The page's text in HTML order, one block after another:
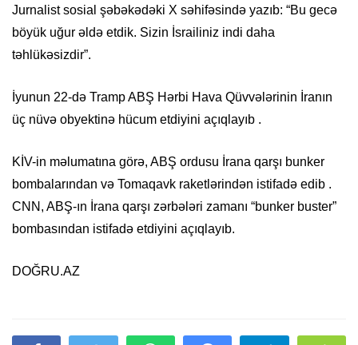
Jurnalist sosial şəbəkədəki X səhifəsində yazıb: “Bu gecə
böyük uğur əldə etdik. Sizin İsrailiniz indi daha
təhlükəsizdir”.
İyunun 22-də Tramp ABŞ Hərbi Hava Qüvvələrinin İranın
üç nüvə obyektinə hücum etdiyini açıqlayıb .
KİV-in məlumatına görə, ABŞ ordusu İrana qarşı bunker
bombalarından və Tomaqavk raketlərindən istifadə edib .
CNN, ABŞ-ın İrana qarşı zərbələri zamanı “bunker buster”
bombasından istifadə etdiyini açıqlayıb.
DOĞRU.AZ